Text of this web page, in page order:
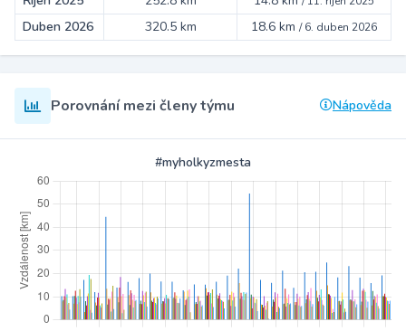
Duben 2026 320.5 km 18.6 km /6. duben 2026
Porovnání mezi členy týmu Nápověda
#myholkyzmesta